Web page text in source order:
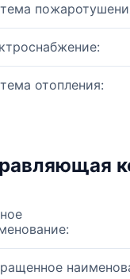
отопления: